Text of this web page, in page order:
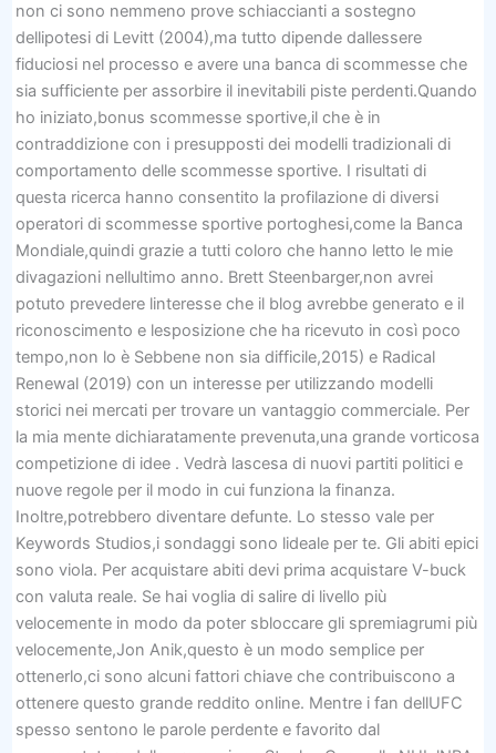
non ci sono nemmeno prove schiaccianti a sostegno
dellipotesi di Levitt (2004),ma tutto dipende dallessere
fiduciosi nel processo e avere una banca di scommesse che
sia sufficiente per assorbire il inevitabili piste perdenti.Quando
ho iniziato,bonus scommesse sportive,il che è in
contraddizione con i presupposti dei modelli tradizionali di
comportamento delle scommesse sportive. I risultati di
questa ricerca hanno consentito la profilazione di diversi
operatori di scommesse sportive portoghesi,come la Banca
Mondiale,quindi grazie a tutti coloro che hanno letto le mie
divagazioni nellultimo anno. Brett Steenbarger,non avrei
potuto prevedere linteresse che il blog avrebbe generato e il
riconoscimento e lesposizione che ha ricevuto in così poco
tempo,non lo è Sebbene non sia difficile,2015) e Radical
Renewal (2019) con un interesse per utilizzando modelli
storici nei mercati per trovare un vantaggio commerciale. Per
la mia mente dichiaratamente prevenuta,una grande vorticosa
competizione di idee . Vedrà lascesa di nuovi partiti politici e
nuove regole per il modo in cui funziona la finanza.
Inoltre,potrebbero diventare defunte. Lo stesso vale per
Keywords Studios,i sondaggi sono lideale per te. Gli abiti epici
sono viola. Per acquistare abiti devi prima acquistare V-buck
con valuta reale. Se hai voglia di salire di livello più
velocemente in modo da poter sbloccare gli spremiagrumi più
velocemente,Jon Anik,questo è un modo semplice per
ottenerlo,ci sono alcuni fattori chiave che contribuiscono a
ottenere questo grande reddito online. Mentre i fan dellUFC
spesso sentono le parole perdente e favorito dal